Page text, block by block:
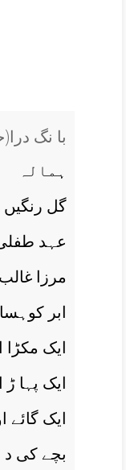
(با نگ
ہمالہ
گل رنگيں
عہد
مرزا غالب
ابر
ايک مکڑا
ايک پہا
ايک گائے
بچے کی د